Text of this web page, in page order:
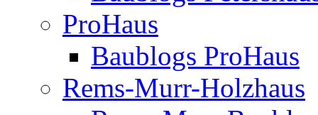
ProHaus
Baublogs ProHaus
Rems-Murr-Holzhaus